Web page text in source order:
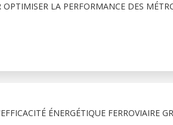
LA PERFORMANCE DES
ÉNERGÉTIQUE FERROVIAIRE